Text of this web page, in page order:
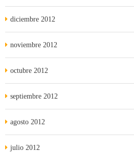
diciembre 2012
noviembre 2012
octubre 2012
septiembre 2012
agosto 2012
julio 2012